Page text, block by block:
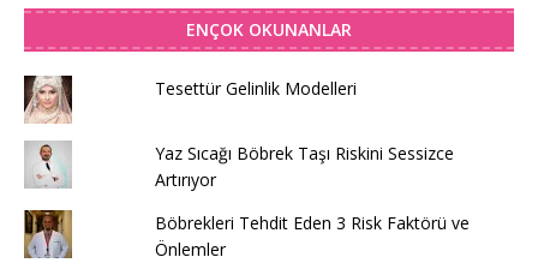
ENÇOK OKUNANLAR
Tesettür Gelinlik Modelleri
Yaz Sıcağı Böbrek Taşı Riskini Sessizce
Artırıyor
Böbrekleri Tehdit Eden 3 Risk Faktörü ve
Önlemler